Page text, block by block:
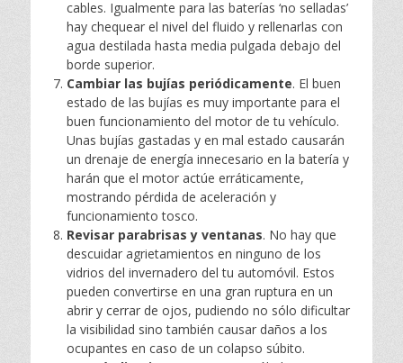
cables. Igualmente para las baterías ‘no selladas’
hay chequear el nivel del fluido y rellenarlas con
agua destilada hasta media pulgada debajo del
borde superior.
Cambiar las bujías periódicamente. El buen
estado de las bujías es muy importante para el
buen funcionamiento del motor de tu vehículo.
Unas bujías gastadas y en mal estado causarán
un drenaje de energía innecesario en la batería y
harán que el motor actúe erráticamente,
mostrando pérdida de aceleración y
funcionamiento tosco.
Revisar parabrisas y ventanas. No hay que
descuidar agrietamientos en ninguno de los
vidrios del invernadero del tu automóvil. Estos
pueden convertirse en una gran ruptura en un
abrir y cerrar de ojos, pudiendo no sólo dificultar
la visibilidad sino también causar daños a los
ocupantes en caso de un colapso súbito.